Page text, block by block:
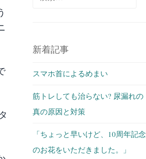
新着記事
スマホ首によるめまい
筋トレしても治らない? 尿漏れの
真の原因と対策
「ちょっと早いけど、10周年記念
のお花をいただきました。」